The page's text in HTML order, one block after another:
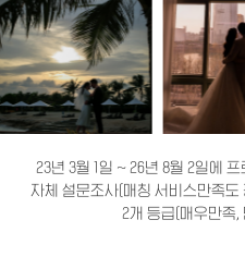
23년 3월 1일 ~ 26년 8월 2일에
자체 설문조사(매칭 서비스만족도
2개 등급(매우만족,